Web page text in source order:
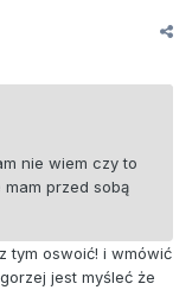
nie wiem czy to
przed sobą
tym oswoić! i wmówić
jest myśleć że